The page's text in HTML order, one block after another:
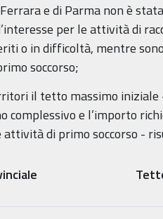
e di Parma non è
per le attività di
o in difficoltà, mentre
soccorso;
il tetto massimo
complessivo e l’importo
di primo soccorso -